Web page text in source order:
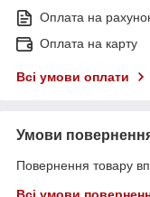
Оплата на
Оплата на карту
Всі умови оплати
Умови
Повернення товару